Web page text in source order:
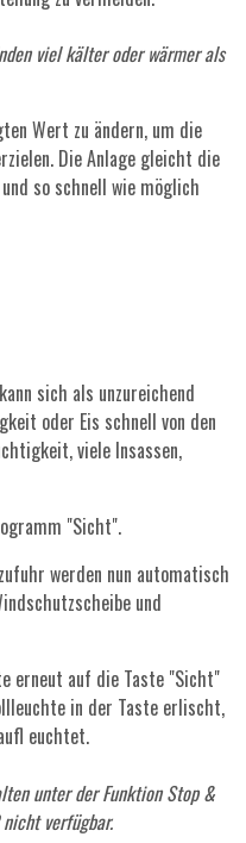
viel kälter oder wärmer als
Wert zu ändern, um die
Die Anlage gleicht die
so schnell wie möglich
sich als unzureichend
oder Eis schnell von den
viele Insassen,
"Sicht".
werden nun automatisch
und
erneut auf die Taste "Sicht"
in der Taste erlischt,
euchtet.
unter der Funktion Stop &
verfügbar.